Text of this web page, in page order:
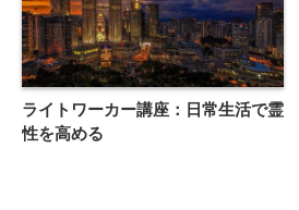
ライトワーカー講座：日常生活で霊
性を高める